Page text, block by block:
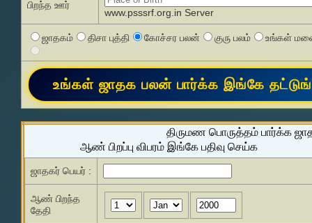
பிறந்த ஊர்
www.psssrf.org.in Server
ஜாதகம் திசா புத்தி கோச்சர பலன் குரு பலம் உங்கள்
திருமண பொருத்தம் பார்க்க
ஆண் பிறப்பு விபரம் இங்கே பதிவு செய்க
ஜாதகர் பெயர் :
ஆண் பிறந்த
தேதி